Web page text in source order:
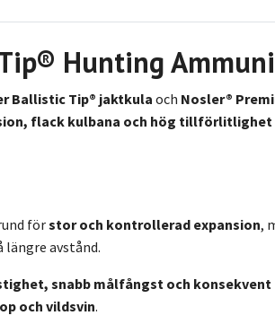
Hunting
Ballistic Tip® jaktkulaoch Nosler®
flack kulbana och hög tillförlitlighet
förstor och kontrollerad expansion,
avstånd.
snabb målfångst och konsekvent
och vildsvin.